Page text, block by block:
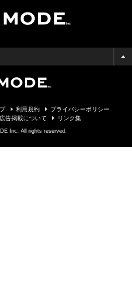
利用規約
プライバシーポリシー
広告掲載について リンク集
Inc. All rights reserved.